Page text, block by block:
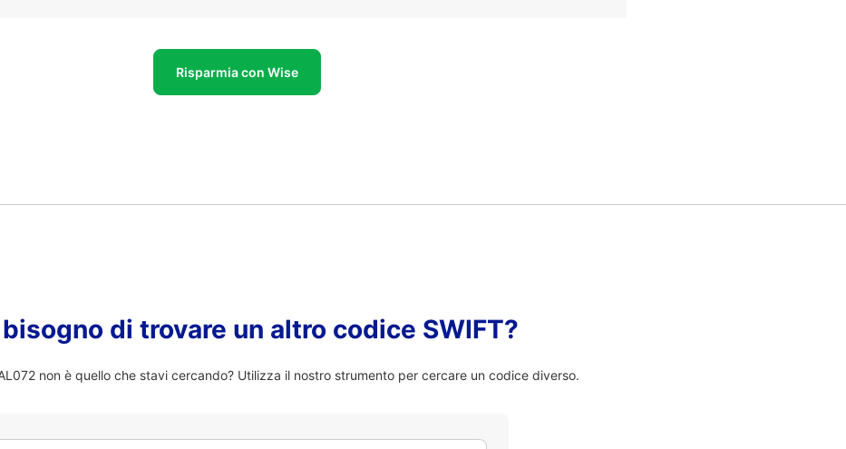
Risparmia con Wise
di trovare un altro codice SWIFT?
non è quello che stavi cercando? Utilizza il nostro strumento per cercare un codice diverso.